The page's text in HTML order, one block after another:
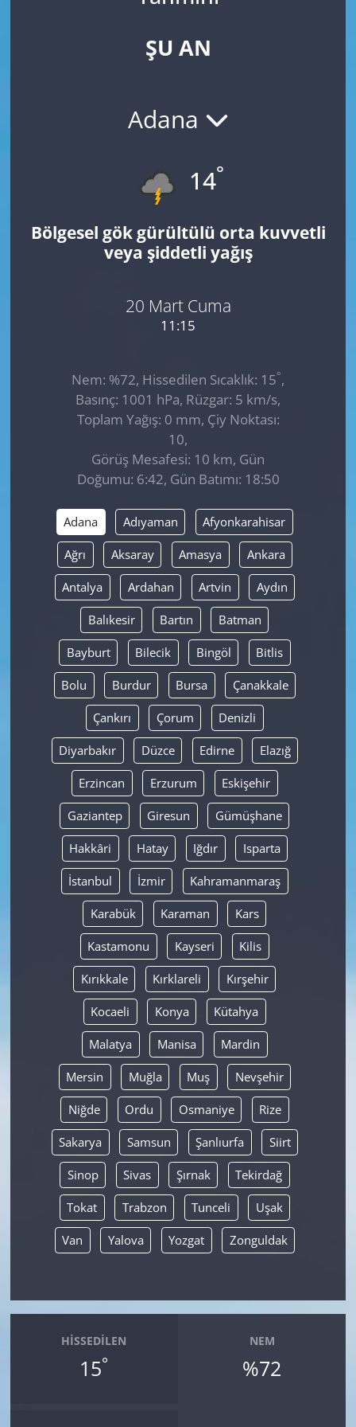
ŞU AN
Adana
14°
Bölgesel gök gürültülü orta kuvvetli
veya şiddetli yağış
20 Mart Cuma
11:15
Nem: %72, Hissedilen Sıcaklık: 15°,
Basınç: 1001 hPa, Rüzgar: 5 km/s,
Toplam Yağış: 0 mm, Çiy Noktası:
10,
Görüş Mesafesi: 10 km, Gün
Doğumu: 6:42, Gün Batımı: 18:50
Adana Adıyaman Afyonkarahisar
Ağrı Aksaray Amasya Ankara
Antalya Ardahan Artvin Aydın
Balıkesir Bartın Batman
Bayburt Bilecik Bingöl Bitlis
Bolu Burdur Bursa Çanakkale
Çankırı Çorum Denizli
Diyarbakır Düzce Edirne Elazığ
Erzincan Erzurum Eskişehir
Gaziantep Giresun Gümüşhane
Hakkâri Hatay Iğdır Isparta
İstanbul İzmir Kahramanmaraş
Karabük Karaman Kars
Kastamonu Kayseri Kilis
Kırıkkale Kırklareli Kırşehir
Kocaeli Konya Kütahya
Malatya Manisa Mardin
Mersin Muğla Muş Nevşehir
Niğde Ordu Osmaniye Rize
Sakarya Samsun Şanlıurfa Siirt
Sinop Sivas Şırnak Tekirdağ
Tokat Trabzon Tunceli Uşak
Van Yalova Yozgat Zonguldak
HISSEDILEN
15°
NEM
%72